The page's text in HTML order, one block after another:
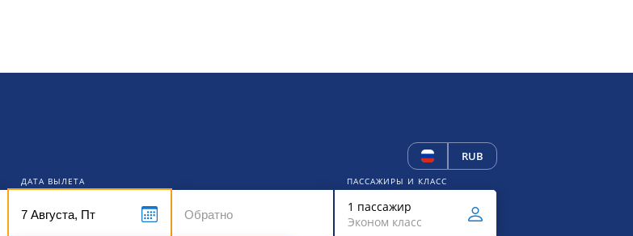
RUB
ДАТА ВЫЛЕТА ПАССАЖИРЫ И КЛАСС
1 пассажир
Эконом класс